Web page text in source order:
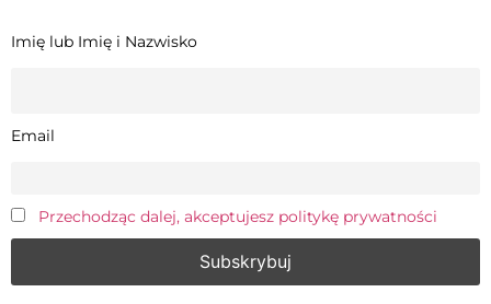
Imię lub Imię i Nazwisko
Email
Przechodząc dalej, akceptujesz politykę prywatności